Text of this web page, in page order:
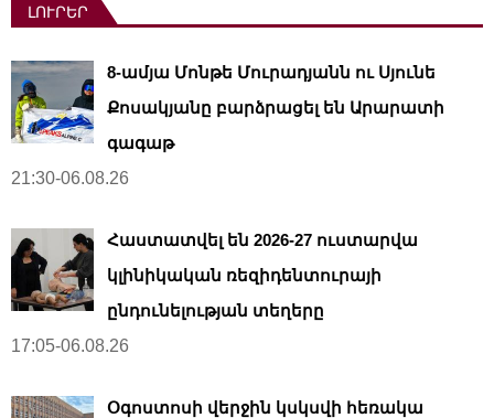
ԼՈՒՐԵՐ
8-ամյա Մոնթե Մուրադյանն ու Սյունե
Քոսակյանը բարձրացել են Արարատի
գագաթ
21:30-06.08.26
Հաստատվել են 2026-27 ուստարվա
կլինիկական ռեզիդենտուրայի
ընդունելության տեղերը
17:05-06.08.26
Օգոստոսի վերջին կսկսվի հեռակա